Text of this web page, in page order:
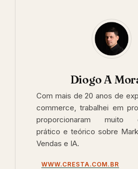
Diogo A
Com mais de 20 anos de
commerce, trabalhei em
proporcionaram muito
prático e teórico sobre
Vendas e IA.
WWW.CRESTA.COM.BR